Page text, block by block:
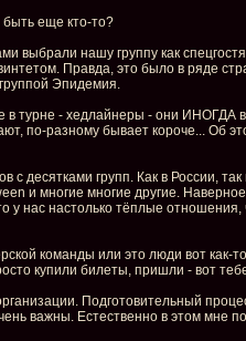
быть еще кто-то?
нашу группу как
Правда, это было в ряде
Эпидемия.
турне - хедлайнеры - они ИНОГДА
по-разному бывает короче... Об
десятками групп. Как в России,
и многие многие другие.
нас настолько тёплые
команды или это люди вот как-
купили билеты, пришли - вот
Подготовительный
важны. Естественно в этом мне